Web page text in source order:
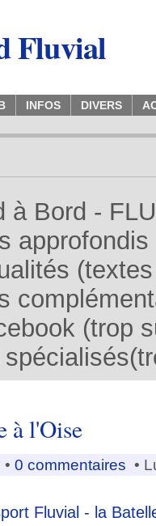
Fluvial
INFOS DIVERS
à Bord -
(trop
à l'Oise
0 commentaires •
Fluvial - la